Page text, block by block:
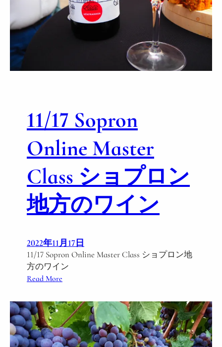
O
リ
ー
イ
ン
の
格
付
い
て
11/17 Sopron
Online Master
Class ショプロン
地方のワイン
2022年11月17日
11/17 Sopron Online Master Class ショプロン地
方のワイン
Read More
1
/
1
7